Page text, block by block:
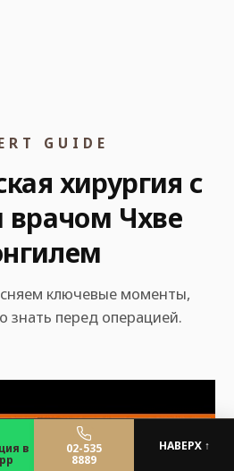
GUIDE
хирургия с
врачом Чхве
ключевые моменты,
знать перед операцией.
в 02-535
8889
НАВЕРХ ↑